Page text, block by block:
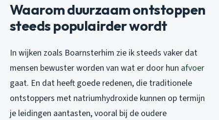
Waarom duurzaam ontstoppen
steeds populairder wordt
In wijken zoals Boarnsterhim zie ik steeds vaker dat
mensen bewuster worden van wat er door hun afvoer
gaat. En dat heeft goede redenen, die traditionele
ontstoppers met natriumhydroxide kunnen op termijn
je leidingen aantasten, vooral bij de oudere